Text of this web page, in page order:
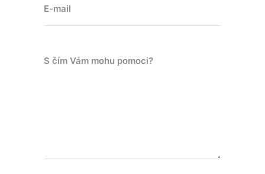
E-mail
S čím Vám mohu pomoci?